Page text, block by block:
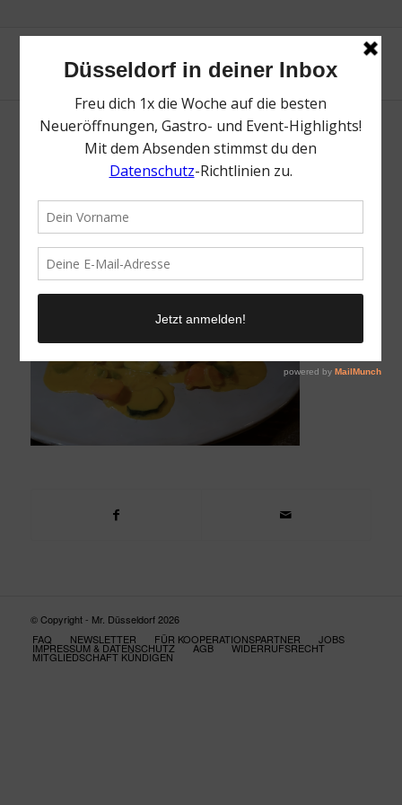
La Dü | Düsseldorf Heerdt | Magazin | Mr.
© Copyright - Mr. Düsseldorf 2026
FAQ
NEWSLETTER FÜR KOOPERATIONSPARTNER JOBS
IMPRESSUM & DATENSCHUTZ AGB WIDERRUFSRECHT
MITGLIEDSCHAFT KÜNDIGEN